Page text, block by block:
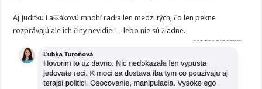
Aj Juditku Laššákovú mnohí radia len medzi tých, čo len pekne
rozprávajú ale ich činy nevidieť…lebo nie sú žiadne.